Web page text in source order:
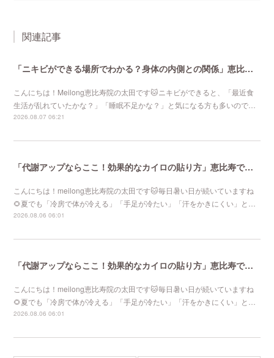
関連記事
「ニキビができる場所でわかる？身体の内側との関係」恵比寿で口コミNo 1美容鍼灸ならmeilong
こんにちは！Meilong恵比寿院の太田です🐱ニキビができると、「最近食
生活が乱れていたかな？」「睡眠不足かな？」と気になる方も多いので…
2026.08.07 06:21
「代謝アップならここ！効果的なカイロの貼り方」恵比寿で口コミNo 1美容鍼灸ならmeilong
こんにちは！meilong恵比寿院の太田です🐱毎日暑い日が続いていますね
🌻夏でも「冷房で体が冷える」「手足が冷たい」「汗をかきにくい」と…
2026.08.06 06:01
「代謝アップならここ！効果的なカイロの貼り方」恵比寿で口コミNo 1美容鍼灸ならmeilong
こんにちは！meilong恵比寿院の太田です🐱毎日暑い日が続いていますね
🌻夏でも「冷房で体が冷える」「手足が冷たい」「汗をかきにくい」と…
2026.08.06 06:01